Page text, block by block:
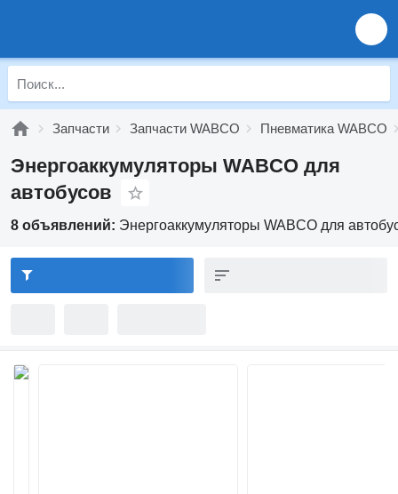
Запчасти Запчасти WABCO Пневматика WABCO
Энергоаккумуляторы WABCO для
автобусов
8 объявлений: Энергоаккумуляторы WABCO для